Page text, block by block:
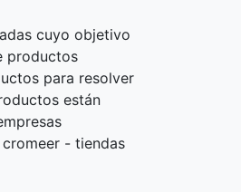
cuyo objetivo
productos
para resolver
están
- tiendas